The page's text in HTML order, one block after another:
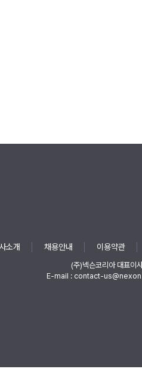
소개 채용안내 이용약관
(주)넥슨코리아 대표이
E-mail : contact-